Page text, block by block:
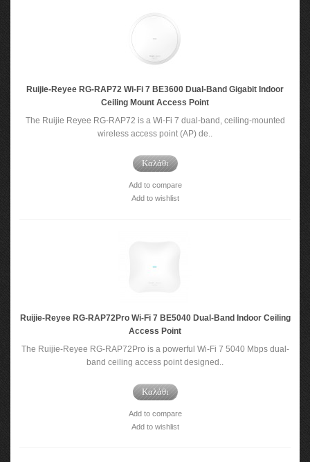
Ruijie-Reyee RG-RAP72 Wi-Fi 7 BE3600 Dual-Band Gigabit Indoor
Ceiling Mount Access Point
The Ruijie Reyee RG-RAP72 is a Wi-Fi 7 dual-band, ceiling-mounted
wireless access point (AP) de..
Καλάθι
Add to compare
Add to wishlist
Ruijie-Reyee RG-RAP72Pro Wi-Fi 7 BE5040 Dual-Band Indoor Ceiling
Access Point
The Ruijie-Reyee RG-RAP72Pro is a powerful Wi-Fi 7 5040 Mbps dual-
band ceiling access point designed..
Καλάθι
Add to compare
Add to wishlist